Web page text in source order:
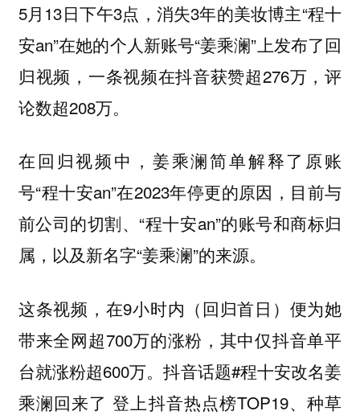
5月13日下午3点，消失3年的美妆博主“程十
安an”在她的个人新账号“姜乘澜”上发布了回
归视频，一条视频在抖音获赞超276万，评
论数超208万。
在回归视频中，姜乘澜简单解释了原账
号“程十安an”在2023年停更的原因，目前与
前公司的切割、“程十安an”的账号和商标归
属，以及新名字“姜乘澜”的来源。
这条视频，在9小时内（回归首日）便为她
带来全网超700万的涨粉，其中仅抖音单平
台就涨粉超600万。抖音话题#程十安改名姜
乘澜回来了 登上抖音热点榜TOP19、种草